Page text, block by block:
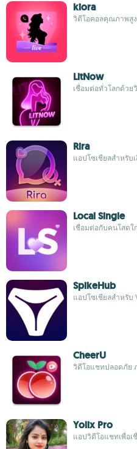
kiora
วิดีโอคอลคุณภาพสู
LitNow
เชื่อมต่อทั่วโลกด้ว
Rira
แอปโซเชียลสำหรับ
Local Single
เชื่อมต่อกับคนโสดใ
SpikeHub
แอปโซเชียลสำหรับ
CheerU
วิดีโอแชทปลอดภัย
Yolix Pro
แอปวิดีโอแชทเพื่อเ